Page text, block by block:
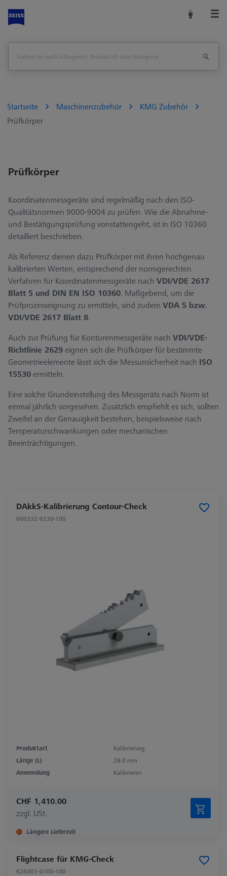
Startseite Maschinenzubehör
KMG Zubehör
Prüfkörper
Prüfkörper
Koordinatenmessgeräte sind regelmäßig nach den ISO-
Qualitätsnormen 9000-9004 zu prüfen. Wie die Abnahme-
und Bestätigungsprüfung vonstattengeht, ist in ISO 10360
detailliert beschrieben.
Als Referenz dienen dazu Prüfkörper mit ihren hochgenau
kalibrierten Werten, entsprechend der normgerechten
Verfahren für Koordinatenmessgeräte nach VDI/VDE 2617
Blatt 5 und DIN EN ISO 10360. Maßgebend, um die
Prüfprozesseignung zu ermitteln, sind zudem VDA 5 bzw.
VDI/VDE 2617 Blatt 8.
Auch zur Prüfung für Konturenmessgeräte nach VDI/VDE-
Richtlinie 2629 eignen sich die Prüfkörper für bestimmte
Geometrieelemente lässt sich die Messunsicherheit nach ISO
15530 ermitteln.
Eine solche Grundeinstellung des Messgeräts nach Norm ist
einmal jährlich vorgesehen. Zusätzlich empfiehlt es sich, sollten
Zweifel an der Genauigkeit bestehen, beispielsweise nach
Temperaturschwankungen oder mechanischen
Beeinträchtigungen.
DAkkS-Kalibrierung Contour-Check
600332-9230-100
Produktart
Kalibrierung
Länge (L)
28.0 mm
Anwendung
Kalibrieren
CHF 1,410.00
zzgl. USt.
Längere Lieferzeit
Flightcase für KMG-Check
626001-0100-100